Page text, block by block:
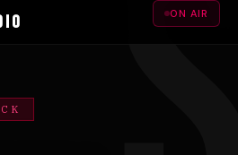
ON AIR